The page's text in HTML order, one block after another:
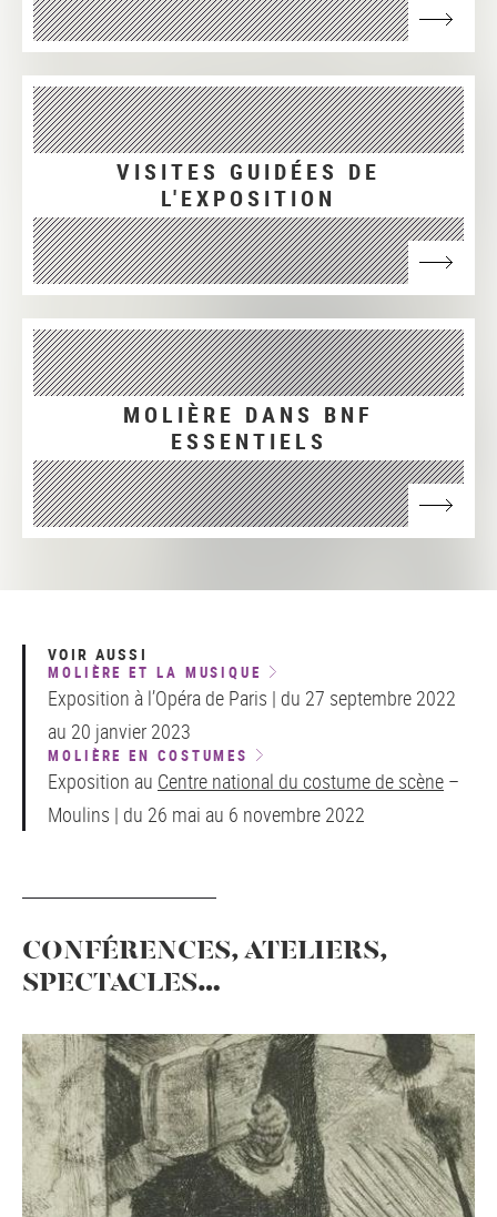
VISITES GUIDÉES DE
L'EXPOSITION
MOLIÈRE DANS BNF
ESSENTIELS
VOIR AUSSI
MOLIÈRE ET LA MUSIQUE
Exposition à l’Opéra de Paris | du 27 septembre 2022
au 20 janvier 2023
MOLIÈRE EN COSTUMES
Exposition au Centre national du costume de scène –
Moulins | du 26 mai au 6 novembre 2022
CONFÉRENCES, ATELIERS,
SPECTACLES…